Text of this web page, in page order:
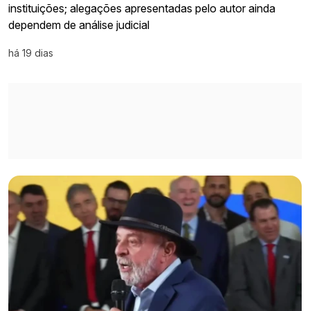
instituições; alegações apresentadas pelo autor ainda
dependem de análise judicial
há 19 dias